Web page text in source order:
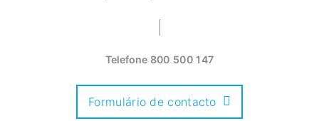
Telefone 800 500 147
Formulário de contacto